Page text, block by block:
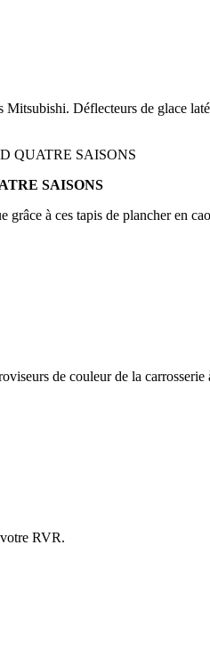
Mitsubishi. Déflecteurs de glace
SAISONS
à ces tapis de plancher en
de couleur de la carrosserie
RVR.